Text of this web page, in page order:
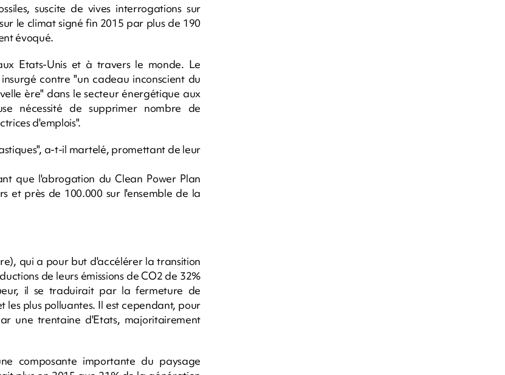
suscite de vives interrogations sur
le climat signé fin 2015 par plus de 190
évoqué.
Etats-Unis et à travers le monde. Le
contre "un cadeau inconscient du
ère" dans le secteur énergétique aux
nécessité de supprimer nombre de
d'emplois".
a-t-il martelé, promettant de leur
que l'abrogation du Clean Power Plan
et près de 100.000 sur l'ensemble de la
qui a pour but d'accélérer la transition
de leurs émissions de CO2 de 32%
il se traduirait par la fermeture de
les plus polluantes. Il est cependant, pour
une trentaine d'Etats, majoritairement
composante importante du paysage